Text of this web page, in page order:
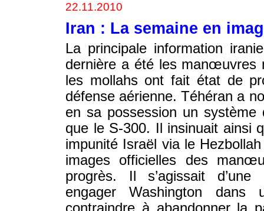
22.11.2010
Iran : La semaine en
La principale information
dernière a été les manœuvres
les mollahs ont fait état de
défense aérienne. Téhéran a
en sa possession un
que le S-300. Il insinuait ainsi
impunité Israël via le
images officielles des
progrès. Il s’agissait d’une
engager Washington